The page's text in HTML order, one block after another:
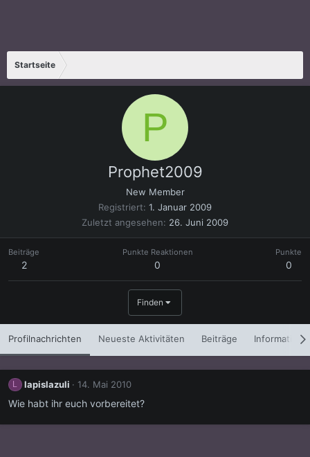
Startseite
P
Prophet2009
New Member
Registriert 1. Januar 2009
Zuletzt angesehen
26. Juni 2009
Beiträge
2
Punkte Reaktionen
0
Punkte
0
Finden
Profilnachrichten Neueste Aktivitäten Beiträge
L lapislazuli 14. Mai 2010
Wie habt ihr euch vorbereitet?